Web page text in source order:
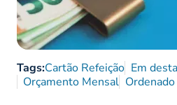
Tags:Cartão Refeição Em
Orçamento Mensal